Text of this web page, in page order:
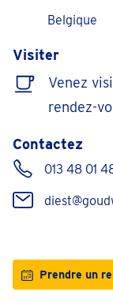
Belgique
Visiter
Venez
rendez-
Contactez
013 48 01
Prendre un